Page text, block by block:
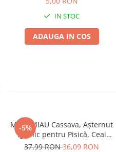
IN STOC
ADAUGA IN COS
-5%
MIAU MIAU Cassava, Așternut
Igienic pentru Pisică, Ceai
Verde, 6L
37,99 RON36,09 RON